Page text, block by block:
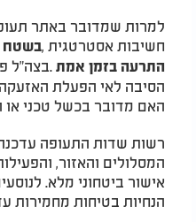
למרות שמדובר באתר
חשיבות אסטרטגית ,בשטח
התרעה בזמן אמת .בצה"ל
הסיבה לאי הפעלת
האם מדובר בכשל טכני או
רשות שדות התעופה
המסלולים והאזור,
אישור ביטחוני מלא.
הנחיות בטיחות מחמירות